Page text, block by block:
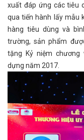
xuất đáp ứng các tiêu
qua tiến hành lấy mẫu
hàng tiêu dùng và
trường, sản phẩm
tặng Kỷ niệm
dựng năm 2017.